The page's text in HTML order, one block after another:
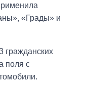
«Грады» и
гражданских
поля с